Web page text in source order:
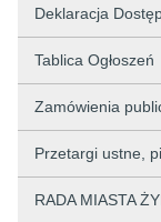
Deklaracja
Tablica Ogłoszeń
Zamówienia
Przetargi ustne,
RADA MIASTA